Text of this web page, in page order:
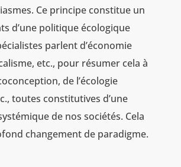
Ce principe constitue un
d’une politique écologique
parlent d’économie
etc., pour résumer cela à
de l’écologie
toutes constitutives d’une
de nos sociétés. Cela
changement de paradigme.